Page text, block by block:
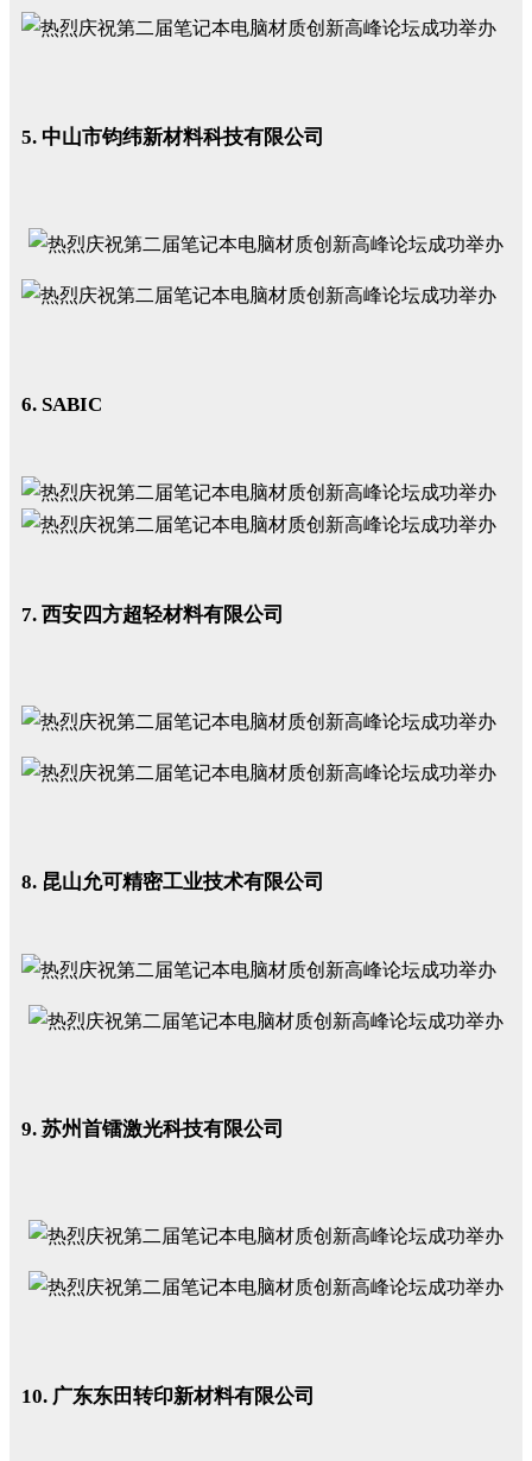
5. 中山市钧纬新材料科技有限公司
6. SABIC
7. 西安四方超轻材料有限公司
8. 昆山允可精密工业技术有限公司
9. 苏州首镭激光科技有限公司
10. 广东东田转印新材料有限公司